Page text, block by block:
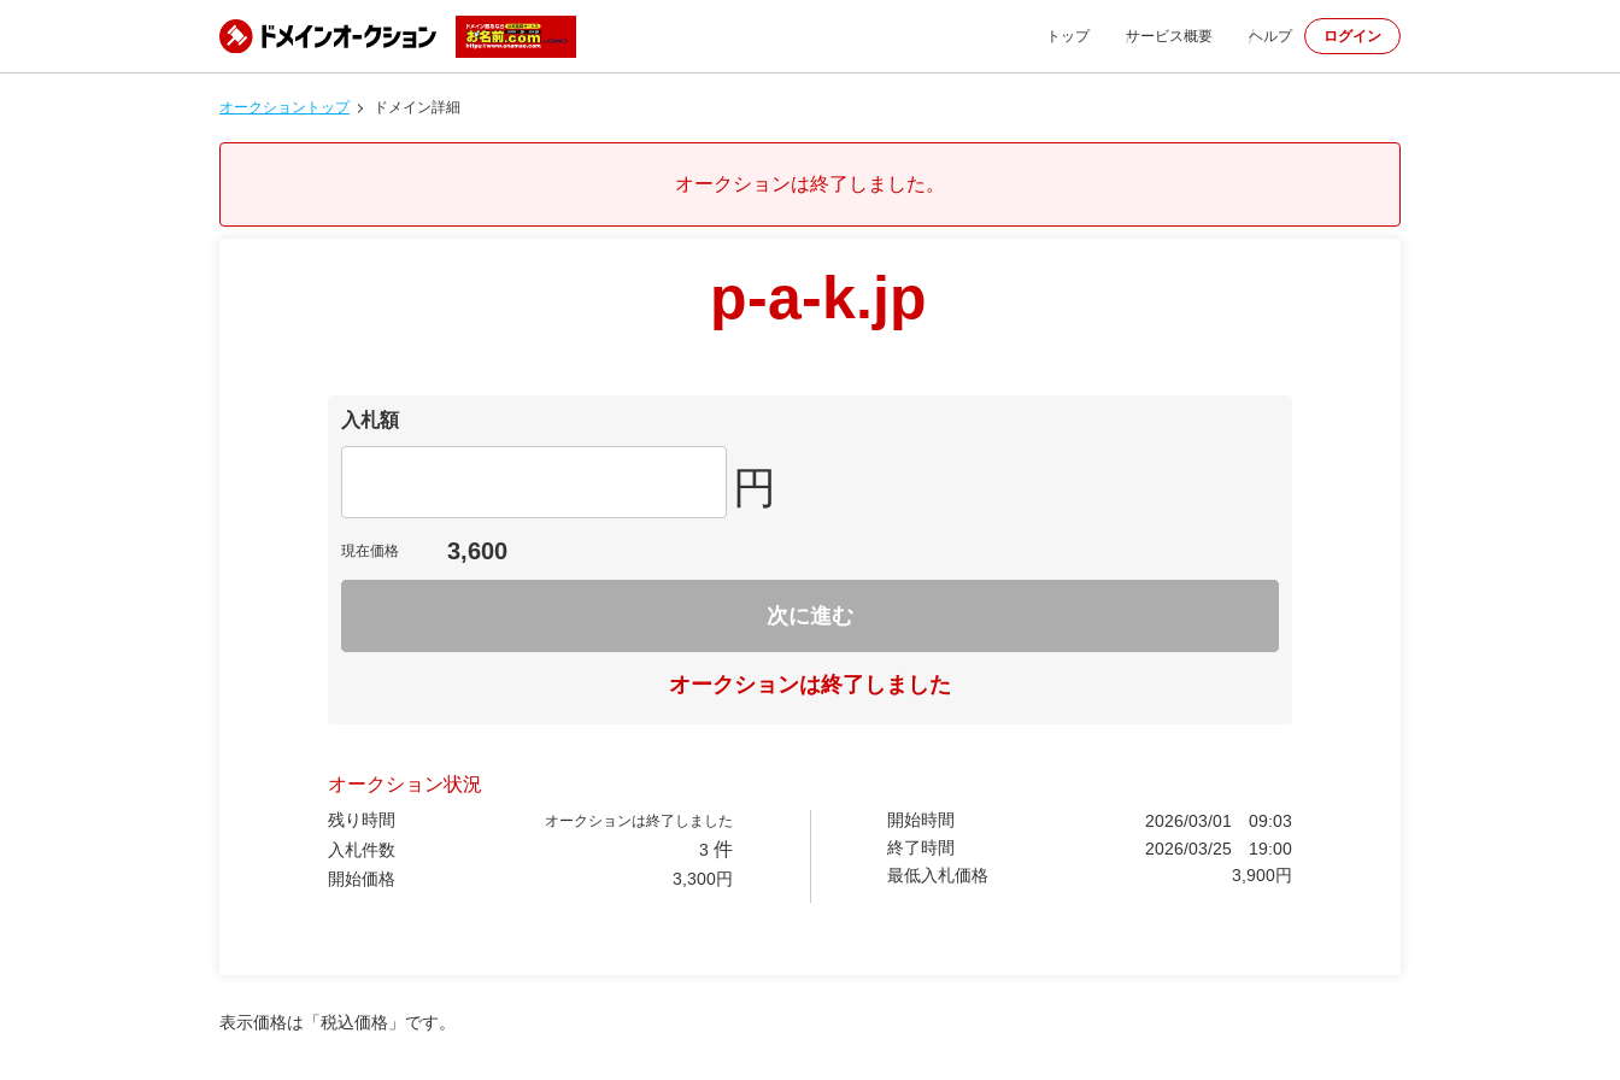
トップ サービス概要 ヘルプ ログイン
オークショントップ ドメイン詳細
オークションは終了しました。
p-a-k.jp
入札額
円
現在価格 3,600
次に進む
オークションは終了しました
オークション状況
残り時間 オークションは終了しました
入札件数 3 件
開始価格 3,300円
開始時間 2026/03/01
09:03
終了時間
2026/03/25
19:00
最低入札価格
3,900円
表示価格は「税込価格」です。